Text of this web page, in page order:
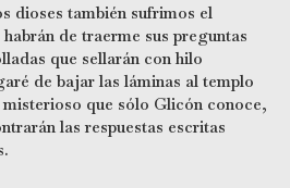
dioses también sufrimos el
de traerme sus preguntas
que sellarán con hilo
de bajar las láminas al templo
que sólo Glicón conoce,
las respuestas escritas